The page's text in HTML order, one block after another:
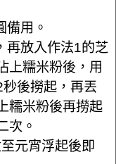
備用。
再放入作法1的芝
上糯米粉後，用
後撈起，再丟
糯米粉後再撈起
次。
元宵浮起後即